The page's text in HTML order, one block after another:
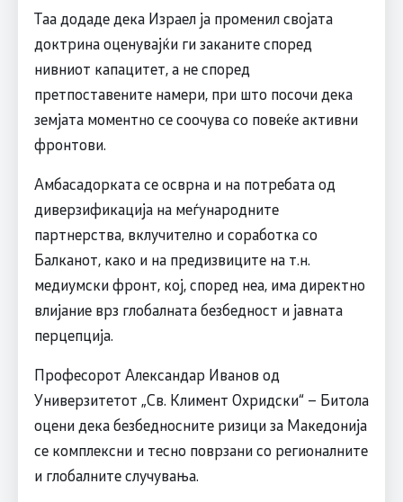
Таа додаде дека Израел ја променил својата
доктрина оценувајќи ги заканите според
нивниот капацитет, а не според
претпоставените намери, при што посочи дека
земјата моментно се соочува со повеќе активни
фронтови.
Амбасадорката се осврна и на потребата од
диверзификација на меѓународните
партнерства, вклучително и соработка со
Балканот, како и на предизвиците на т.н.
медиумски фронт, кој, според неа, има директно
влијание врз глобалната безбедност и јавната
перцепција.
Професорот Александар Иванов од
Универзитетот „Св. Климент Охридски“ – Битола
оцени дека безбедносните ризици за Македонија
се комплексни и тесно поврзани со регионалните
и глобалните случувања.